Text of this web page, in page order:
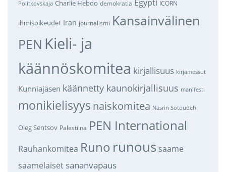
Politkovskaja Charlie Hebdo demokratia Egypti ICORN
ihmisoikeudet Iran journalismi Kansainvälinen
PEN Kieli- ja
käännöskomitea kirjallisuus kirjamessut
Kunniajäsen käännetty kaunokirjallisuus manifesti
monikielisyys naiskomitea Nasrin Sotoudeh
Oleg Sentsov Palestiina PEN International
Rauhankomitea Runo runous saame
saamelaiset sananvapaus